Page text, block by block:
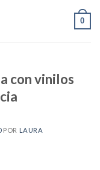
0
con vinilos
POR LAURA